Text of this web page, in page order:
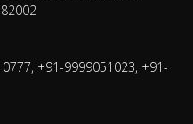
+91-9999051023, +91-